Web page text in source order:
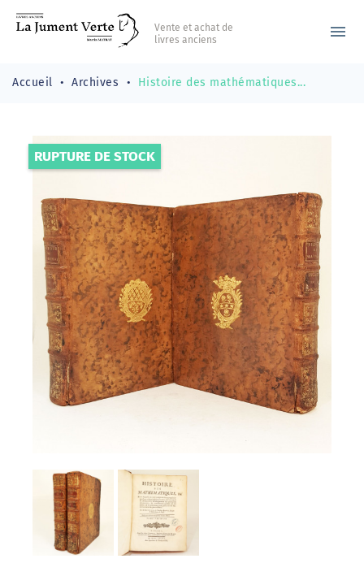
Vente et achat de
livres anciens
menu
Accueil Archives Histoire des mathématiques...
RUPTURE DE STOCK